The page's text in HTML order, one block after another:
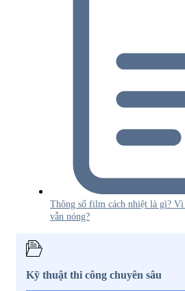
Thông số film cách nhiệt là gì? Vì
vẫn nóng?
Kỹ thuật thi công chuyên sâu